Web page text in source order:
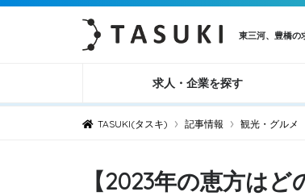
東三河、豊橋の
求人・企業を探す
TASUKI(タスキ) › 記事情報 › 観光・グルメ
【2023年の恵方は